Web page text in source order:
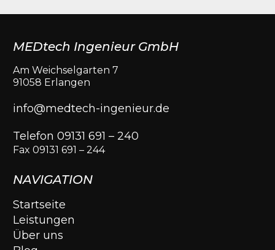
MEDtech Ingenieur GmbH
Am Weichselgarten 7
91058 Erlangen
info@medtech-ingenieur.de
Telefon 09131 691 – 240
Fax 09131 691 – 244
NAVIGATION
Startseite
Leistungen
Über uns